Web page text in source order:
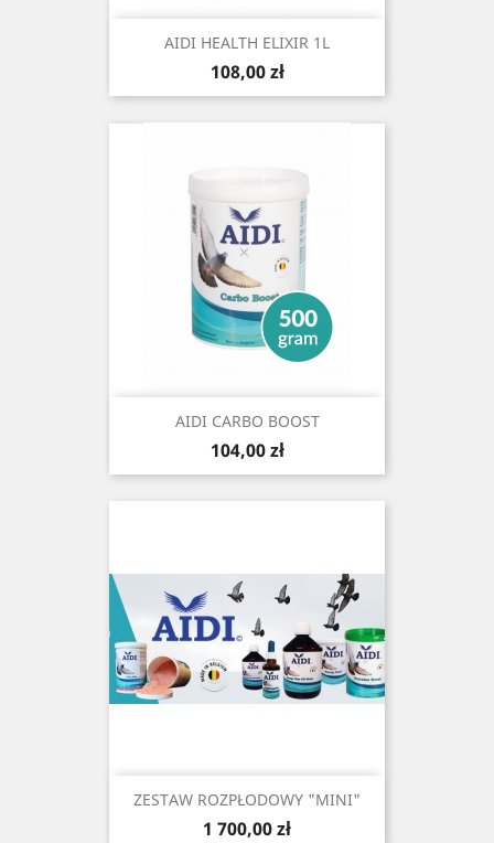
AIDI HEALTH ELIXIR 1L
Cena
108,00 zł
AIDI CARBO BOOST
Cena
104,00 zł
ZESTAW ROZPŁODOWY "MINI"
Cena
1 700,00 zł